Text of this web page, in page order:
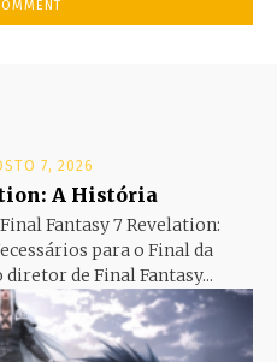
7, 2026
A História
Final Fantasy 7 Revelation:
para o Final da
de Final Fantasy...